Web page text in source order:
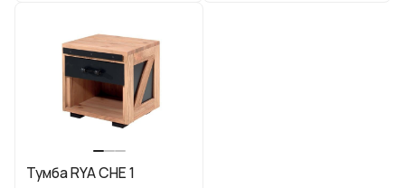
Тумба RYA CHE 1